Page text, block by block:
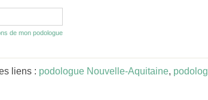
de mon podologue
liens : podologue Nouvelle-Aquitaine,